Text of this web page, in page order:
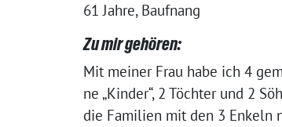
61 Jahre, Baufnang
Zu mir gehören:
Mit mei­ner Frau habe ich 4
ne „Kinder“, 2 Töchter und 2
die Familien mit den 3 Enkeln